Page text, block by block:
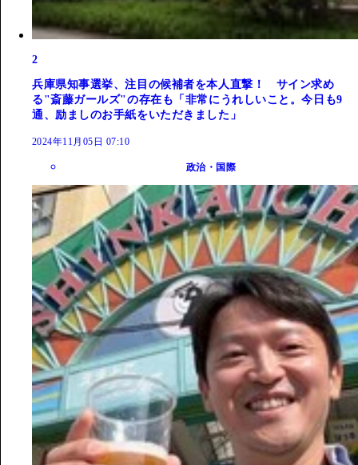
2
兵庫県知事選挙、注目の候補者を本人直撃！ サイン求め
る"斎藤ガールズ"の存在も「非常にうれしいこと。今日も9
通、励ましのお手紙をいただきました」
2024年11月05日 07:10
政治・国際